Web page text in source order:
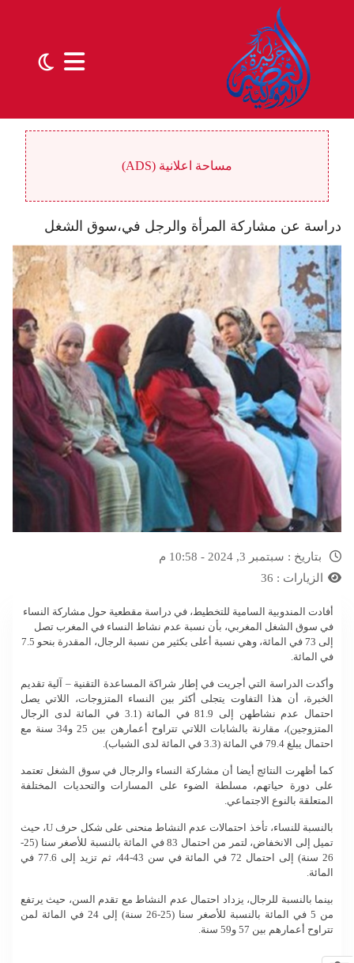
مساحة اعلانية (ADS)
دراسة عن مشاركة المرأة والرجل في،سوق الشغل
بتاريخ : سبتمبر 3, 2024 - 10:58 م
الزيارات : 36
أفادت المندوبية السامية للتخطيط، في دراسة مقطعية حول مشاركة النساء
في سوق الشغل المغربي، بأن نسبة عدم نشاط النساء في المغرب تصل
إلى 73 في المائة، وهي نسبة أعلى بكثير من نسبة الرجال، المقدرة بنحو 7.5
في المائة.
وأكدت الدراسة التي أجريت في إطار شراكة المساعدة التقنية – آلية تقديم
الخبرة، أن هذا التفاوت يتجلى أكثر بين النساء المتزوجات، اللاتي يصل
احتمال عدم نشاطهن إلى 81.9 في المائة (3.1 في المائة لدى الرجال
المتزوجين)، مقارنة بالشابات اللاتي تتراوح أعمارهن بين 25 و34 سنة مع
احتمال يبلغ 79.4 في المائة (3.3 في المائة لدى الشباب).
كما أظهرت النتائج أيضا أن مشاركة النساء والرجال في سوق الشغل تعتمد
على دورة حياتهم، مسلطة الضوء على المسارات والتحديات المختلفة
المتعلقة بالنوع الاجتماعي.
بالنسبة للنساء، تأخذ احتمالات عدم النشاط منحنى على شكل حرف U، حيث
تميل إلى الانخفاض، لتمر من احتمال 83 في المائة بالنسبة للأصغر سنا (25-
26 سنة) إلى احتمال 72 في المائة في سن 43-44، ثم تزيد إلى 77.6 في
المائة.
بينما بالنسبة للرجال، يزداد احتمال عدم النشاط مع تقدم السن، حيث يرتفع
من 5 في المائة بالنسبة للأصغر سنا (25-26 سنة) إلى 24 في المائة لمن
تتراوح أعمارهم بين 57 و59 سنة.